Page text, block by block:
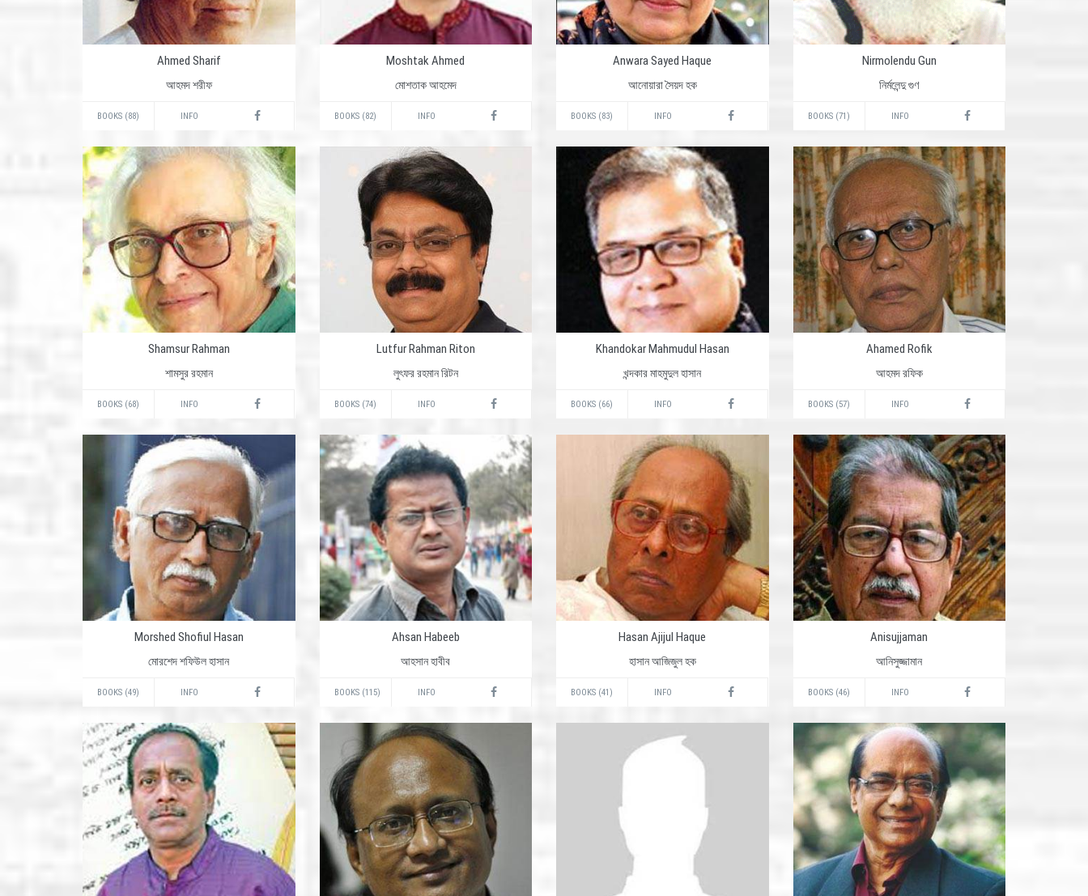
Ahmed Sharif
আহমদ শরীফ
BOOKS (88) INFO
Moshtak Ahmed
মোশতাক আহমেদ
BOOKS (82) INFO
Anwara Sayed Haque
আনোয়ারা সৈয়দ হক
BOOKS (83) INFO
Nirmolendu Gun
নির্মলেন্দু গুণ
BOOKS (71) INFO
Shamsur Rahman
শামসুর রহমান
BOOKS (68) INFO
Lutfur Rahman Riton
লুৎফর রহমান রিটন
BOOKS (74) INFO
Khandokar Mahmudul Hasan
খন্দকার মাহমুদুল হাসান
BOOKS (66) INFO
Ahamed Rofik
আহমদ রফিক
BOOKS (57) INFO
Morshed Shofiul Hasan
মোরশেদ শফিউল হাসান
BOOKS (49) INFO
Ahsan Habeeb
আহসান হাবীব
BOOKS (115) INFO
Hasan Ajijul Haque
হাসান আজিজুল হক
BOOKS (41) INFO
Anisujjaman
আনিসুজ্জামান
BOOKS (46) INFO